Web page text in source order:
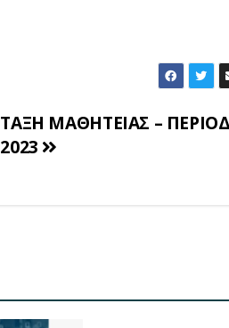
ΤΑΞΗ ΜΑΘΗΤΕΙΑΣ –
2023